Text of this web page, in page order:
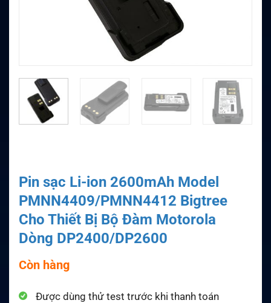
Pin sạc Li-ion 2600mAh Model
PMNN4409/PMNN4412 Bigtree
Cho Thiết Bị Bộ Đàm Motorola
Dòng DP2400/DP2600
Còn hàng
Được dùng thử test trước khi thanh toán